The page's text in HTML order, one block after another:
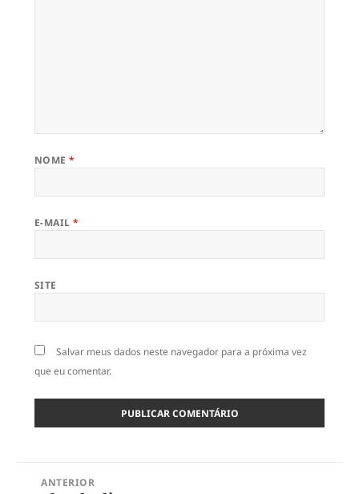
NOME*
E-MAIL*
SITE
Salvar meus dados neste navegador para a próxima vez
que eu comentar.
ANTERIOR